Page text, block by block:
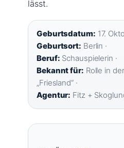
lässt.
Geburtsdatum: 17.
Geburtsort: Berlin ·
Beruf: Schauspielerin ·
Bekannt für: Rolle in
„Friesland“ ·
Agentur: Fitz +